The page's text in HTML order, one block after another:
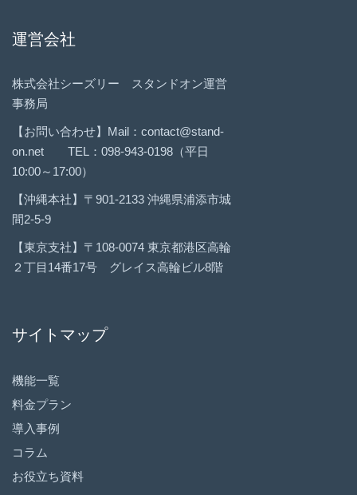
運営会社
株式会社シーズリー スタンドオン運営
事務局
【お問い合わせ】Mail：contact@stand-
on.net TEL：098-943-0198（平日
10:00～17:00）
【沖縄本社】〒901-2133 沖縄県浦添市城
間2-5-9
【東京支社】〒108-0074 東京都港区高輪
２丁目14番17号 グレイス高輪ビル8階
サイトマップ
機能一覧
料金プラン
導入事例
コラム
お役立ち資料